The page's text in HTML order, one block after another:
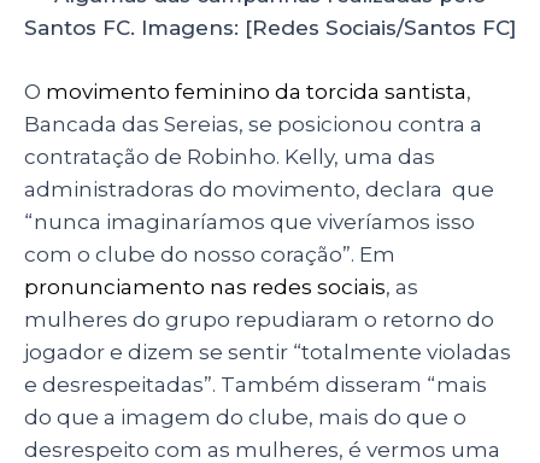
Santos FC. Imagens: [Redes Sociais/Santos FC]
O movimento feminino da torcida santista,
Bancada das Sereias, se posicionou contra a
contratação de Robinho. Kelly, uma das
administradoras do movimento, declara que
“nunca imaginaríamos que viveríamos isso
com o clube do nosso coração”. Em
pronunciamento nas redes sociais, as
mulheres do grupo repudiaram o retorno do
jogador e dizem se sentir “totalmente violadas
e desrespeitadas”. Também disseram “mais
do que a imagem do clube, mais do que o
desrespeito com as mulheres, é vermos uma